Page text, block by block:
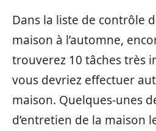
Dans la liste de contrôle
maison à l’automne,
trouverez 10 tâches très
vous devriez effectuer
maison. Quelques-unes
d’entretien de la maison